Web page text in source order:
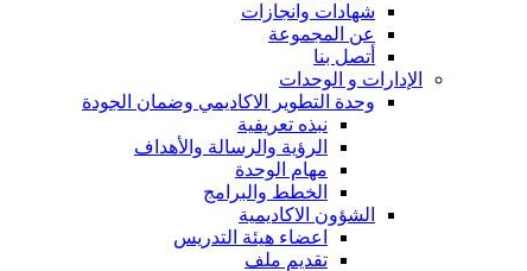
شهادات وانجازات
عن المجموعة
أتصل بنا
الإدارات و الوحدات
وحدة التطوير الاكاديمي وضمان الجودة
نبذه تعريفية
الرؤية والرسالة والأهداف
مهام الوحدة
الخطط والبرامج
الشؤون الاكاديمية
اعضاء هيئة التدريس
تقديم ملف